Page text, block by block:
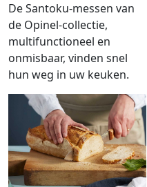
De Santoku-messen van
de Opinel-collectie,
multifunctioneel en
onmisbaar, vinden snel
hun weg in uw keuken.